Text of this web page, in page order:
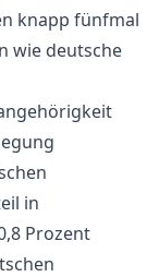
knapp fünfmal
wie deutsche
in
Prozent